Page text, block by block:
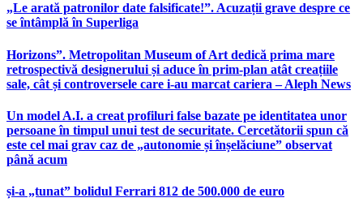
„Le arată patronilor date falsificate!”. Acuzații grave despre ce
se întâmplă în Superliga
Horizons”. Metropolitan Museum of Art dedică prima mare
retrospectivă designerului și aduce în prim-plan atât creațiile
sale, cât și controversele care i-au marcat cariera – Aleph News
Un model A.I. a creat profiluri false bazate pe identitatea unor
persoane în timpul unui test de securitate. Cercetătorii spun că
este cel mai grav caz de „autonomie și înșelăciune” observat
până acum
și-a „tunat” bolidul Ferrari 812 de 500.000 de euro